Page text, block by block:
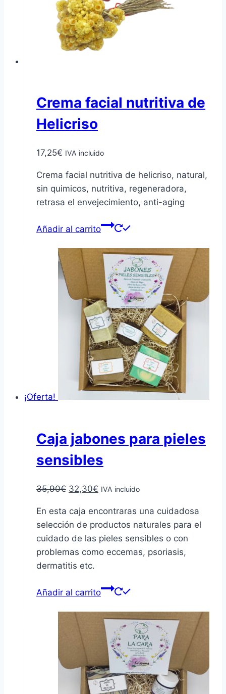
Crema facial nutritiva de
Helicriso
17,25€ IVA incluido
Crema facial nutritiva de helicriso, natural,
sin quimicos, nutritiva, regeneradora,
retrasa el envejecimiento, anti-aging
Añadir al carrito
¡Oferta!
Caja jabones para pieles
sensibles
35,90€ El
original
era:
35,90€.
32,30€ El
actual
es:
32,30€.
IVA incluido
En esta caja encontraras una cuidadosa
selección de productos naturales para el
cuidado de las pieles sensibles o con
problemas como eccemas, psoriasis,
dermatitis etc.
Añadir al carrito